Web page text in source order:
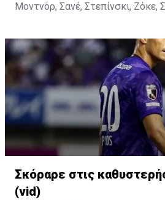
Μοντνόρ, Σανέ, Στεπίνσκι, Ζόκε,
Σκόραρε στις
(vid)